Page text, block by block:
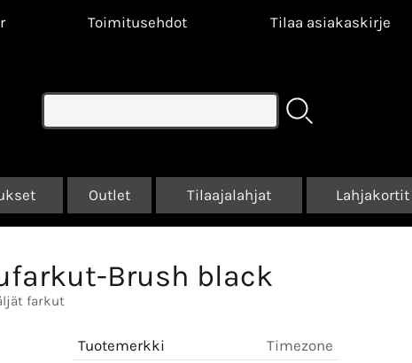
Toimitusehdot Tilaa asiakaskirje
Outlet Tilaajalahjat Lahjakortit
Brush black
farkut
Tuotemerkki
Timezone